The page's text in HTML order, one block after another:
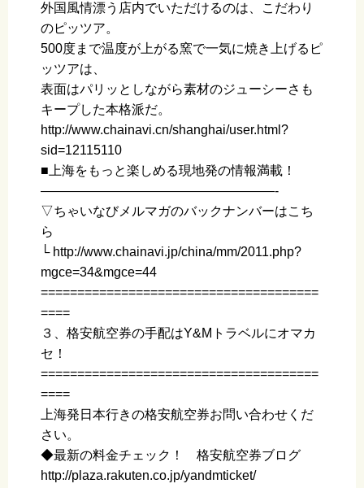
外国風情漂う店内でいただけるのは、こだわり
のピッツア。
500度まで温度が上がる窯で一気に焼き上げるピ
ッツアは、
表面はパリッとしながら素材のジューシーさも
キープした本格派だ。
http://www.chainavi.cn/shanghai/user.html?
sid=12115110
■上海をもっと楽しめる現地発の情報満載！
——————————————————-
▽ちゃいなびメルマガのバックナンバーはこち
ら
└ http://www.chainavi.jp/china/mm/2011.php?
mgce=34&mgce=44
======================================
====
３、格安航空券の手配はY&Mトラベルにオマカ
セ！
======================================
====
上海発日本行きの格安航空券お問い合わせくだ
さい。
◆最新の料金チェック！ 格安航空券ブログ
http://plaza.rakuten.co.jp/yandmticket/